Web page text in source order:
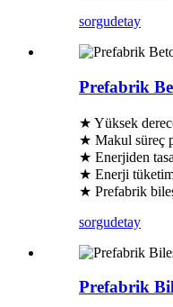
sorgudetay
Prefabrik
★ Yüksek
★ Makul süreç
★ Enerjiden
★ Enerji
★ Prefabrik
sorgudetay
Prefabrik